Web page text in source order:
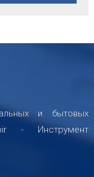
и бытовых
- Инструмент